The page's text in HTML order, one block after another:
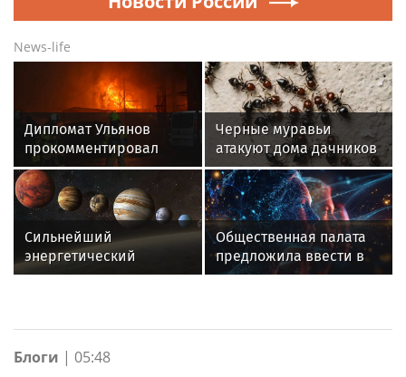
News-life
Дипломат Ульянов
прокомментировал
обвинения в адрес РФ
из-за пожаров в ЕС
Черные муравьи
атакуют дома дачников
Сильнейший
энергетический
переворот: что
Общественная палата
предложила ввести в
российских школах
Блоги | 05:48